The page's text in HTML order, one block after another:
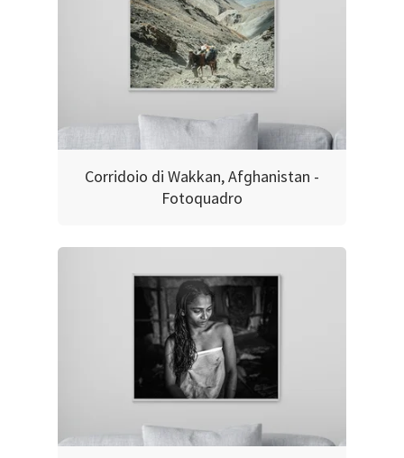
Corridoio di Wakkan, Afghanistan -
Fotoquadro